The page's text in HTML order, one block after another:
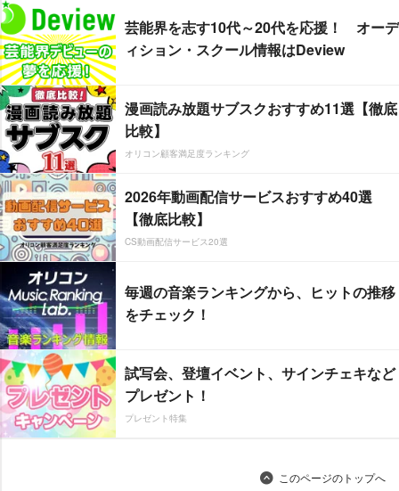
芸能界を志す10代～20代を応援！ オーデ
ィション・スクール情報はDeview
漫画読み放題サブスクおすすめ11選【徹底
比較】
オリコン顧客満足度ランキング
2026年動画配信サービスおすすめ40選
【徹底比較】
CS動画配信サービス20選
毎週の音楽ランキングから、ヒットの推移
をチェック！
試写会、登壇イベント、サインチェキなど
プレゼント！
プレゼント特集
このページのトップへ